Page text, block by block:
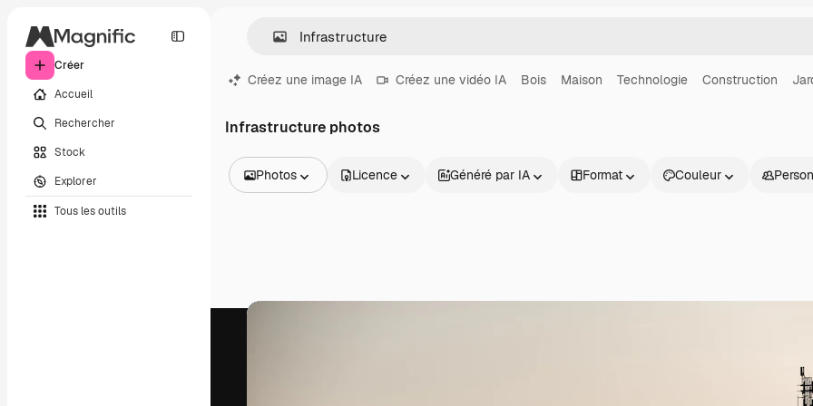
Créer
Accueil
Rechercher
Stock
Explorer
Tous les outils
Créez une image IA Créez une vidéo IA Bois Maison Technologie Construction
Infrastructure photos
Photos
Vidéos
Licence Généré par IA Format Couleur